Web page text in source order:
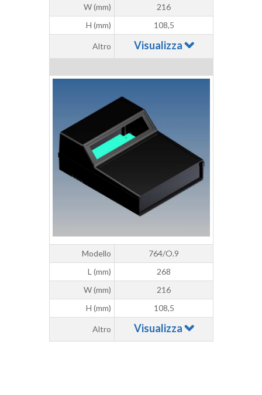
W (mm)
216
H (mm)
108,5
Altro Visualizza
Modello
764/O.9
L (mm)
268
W (mm)
216
H (mm)
108,5
Altro Visualizza